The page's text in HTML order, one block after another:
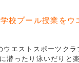
校プール授業を
エストスポーツク
潜ったり泳いだりと